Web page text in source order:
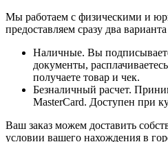
Мы работаем с физическими и
предоставляем сразу два
Наличные. Вы
документы,
получаете товар и чек.
Безналичный расчет.
MasterCard. Доступен при
Ваш заказ можем доставить
условии вашего нахождения в